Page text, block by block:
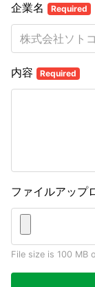
企業名 Required
内容 Required
ファイルアップ
File size is 100 MB